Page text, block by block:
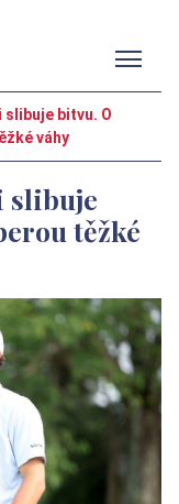
slibuje bitvu. O
váhy
slibuje
těžké